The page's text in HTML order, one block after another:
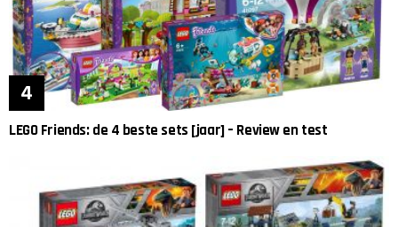
LEGO Friends: de 4 beste sets [jaar] – Review en test